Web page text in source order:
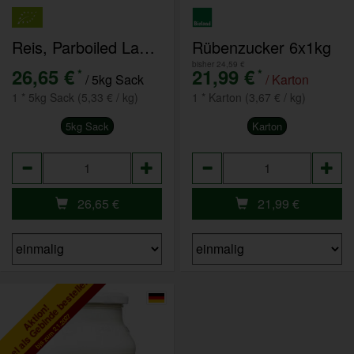
Reis, Parboiled Langkorn 5kg
26,65 € * / 5kg Sack
1 * 5kg Sack (5,33 € / kg)
5kg Sack
26,65 €
Rübenzucker 6x1kg
bisher 24,59 €
21,99 € * / Karton
1 * Karton (3,67 € / kg)
Karton
21,99 €
Aktion!
Gebinde bestellen
bis zum 2.1.2027